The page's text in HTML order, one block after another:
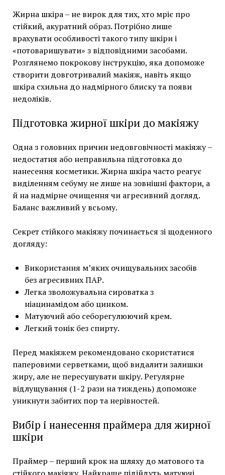
Жирна шкіра – не вирок для тих, хто мріє про
стійкий, акуратний образ. Потрібно лише
врахувати особливості такого типу шкіри і
«потоваришувати» з відповідними засобами.
Розглянемо покрокову інструкцію, яка допоможе
створити довготривалий макіяж, навіть якщо
шкіра схильна до надмірного блиску та появи
недоліків.
Підготовка жирної шкіри до макіяжу
Одна з головних причин недовговічності макіяжу –
недостатня або неправильна підготовка до
нанесення косметики. Жирна шкіра часто реагує
виділенням себуму не лише на зовнішні фактори, а
й на надмірне очищення чи агресивний догляд.
Баланс важливий у всьому.
Секрет стійкого макіяжу починається зі щоденного
догляду:
Використання м’яких очищувальних засобів
без агресивних ПАР.
Легка зволожувальна сироватка з
ніацинамідом або цинком.
Матуючий або себорегулюючий крем.
Легкий тонік без спирту.
Перед макіяжем рекомендовано скористатися
паперовими серветками, щоб видалити залишки
жиру, але не пересушувати шкіру. Регулярне
відлущування (1-2 рази на тиждень) допоможе
уникнути забитих пор та нерівностей.
Вибір і нанесення праймера для жирної
шкіри
Праймер – перший крок на шляху до матового та